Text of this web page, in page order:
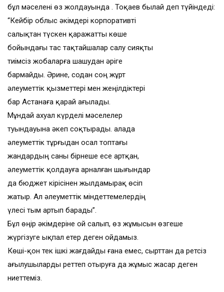
бұл мәселені өз жолдауында Қ. Тоқаев былай деп түйіндеді:
“Кейбір облыс әкімдері корпоративті
салықтан түскен қаражатты көше
бойындағы тас тақтайшалар салу сияқты
тиімсіз жобаларға шашудан әріге
бармайды. Әрине, содан соң жұрт
әлеуметтік қызметтері мен жеңілдіктері
бар Астанаға қарай ағылады.
Мұндай ахуал күрделі мәселелер
туындауына әкеп соқтырады. Қалада
әлеуметтік тұрғыдан осал топтағы
жандардың саны бірнеше есе артқан,
әлеуметтік қолдауға арналған шығындар
да бюджет кірісінен жылдамырақ өсіп
жатыр. Ал әлеуметтік міндеттемелердің
үлесі тым артып барады”.
Бұл өңір әкімдеріне ой салып, өз жұмысын өзгеше
жүргізуге ықпал етер деген ойдамыз.
Көші-қон тек ішкі жағдайды ғана емес, сырттан да ретсіз
ағылушыларды реттеп отыруға да жұмыс жасар деген
ниеттеміз.